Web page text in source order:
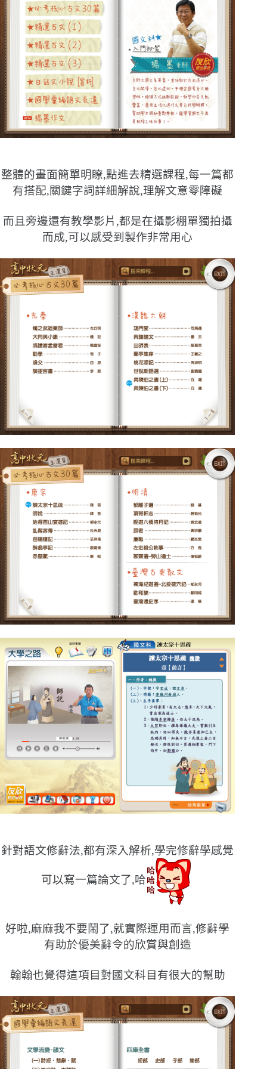
整體的畫面簡單明瞭,點進去精選課程,每一篇都
有搭配,關鍵字詞詳細解說,理解文意零障礙
而且旁邊還有教學影片,都是在攝影棚單獨拍攝
而成,可以感受到製作非常用心
針對語文修辭法,都有深入解析,學完修辭學感覺
可以寫一篇論文了,哈
好啦,麻麻我不要鬧了,就實際運用而言,修辭學
有助於優美辭令的欣賞與創造
翰翰也覺得這項目對國文科目有很大的幫助